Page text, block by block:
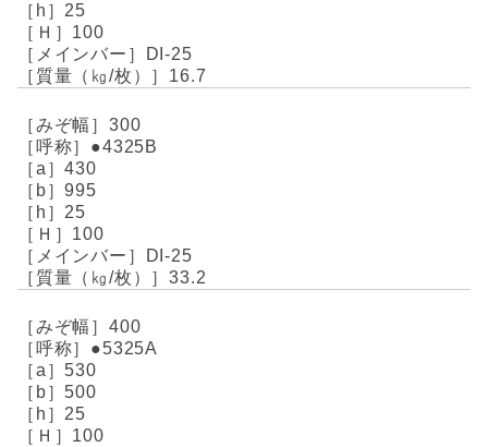
25
100
DI-25
16.7
300
●4325B
430
995
25
100
DI-25
33.2
400
●5325A
530
500
25
100